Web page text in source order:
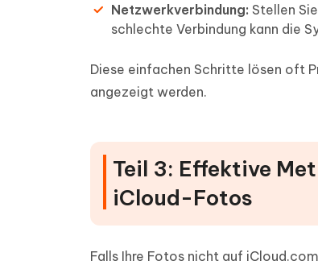
Netzwerkverbindung: Stellen
schlechte Verbindung kann die
Diese einfachen Schritte lösen oft
angezeigt werden.
Teil 3: Effektive
iCloud-Fotos
Falls Ihre Fotos nicht auf